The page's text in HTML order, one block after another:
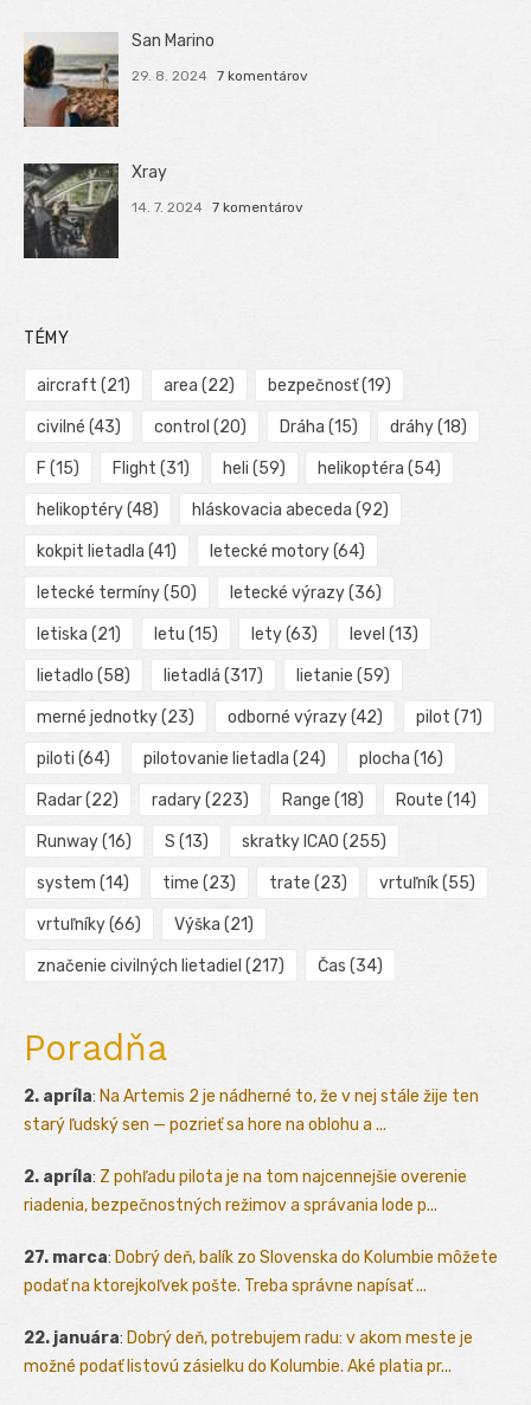
San Marino
29. 8. 2024 7 komentárov
Xray
14. 7. 2024 7 komentárov
TÉMY
aircraft (21) area (22) bezpečnosť(19)
civilné (43) control (20) Dráha (15) dráhy(18)
F (15) Flight (31) heli (59) helikoptéra (54)
helikoptéry(48) hláskovacia abeceda (92)
kokpit lietadla (41) letecké motory(64)
letecké termíny(50) letecké výrazy(36)
letiska (21) letu (15) lety(63) level (13)
lietadlo (58) lietadlá (317) lietanie (59)
merné jednotky(23) odborné výrazy(42) pilot (71)
piloti (64) pilotovanie lietadla (24) plocha (16)
Radar(22) radary(223) Range (18) Route (14)
Runway(16) S (13) skratky ICAO (255)
system (14) time (23) trate (23) vrtuľník(55)
vrtuľníky(66) Výška (21)
značenie civilných lietadiel (217) Čas (34)
Poradňa
2. apríla: Na Artemis 2 je nádherné to, že v nej stále žije ten
starý ľudský sen — pozrieť sa hore na oblohu a ...
2. apríla: Z pohľadu pilota je na tom najcennejšie overenie
riadenia, bezpečnostných režimov a správania lode p...
27. marca: Dobrý deň, balík zo Slovenska do Kolumbie môžete
podať na ktorejkoľvek pošte. Treba správne napísať ...
22. januára: Dobrý deň, potrebujem radu: v akom meste je
možné podať listovú zásielku do Kolumbie. Aké platia pr...